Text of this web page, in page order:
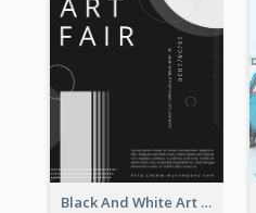
Black And White Art Fair Flyer